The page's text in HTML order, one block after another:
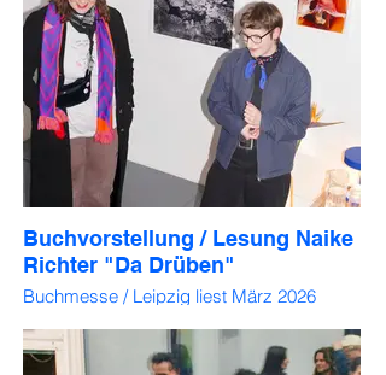
Buchvorstellung / Lesung Naike
Richter "Da Drüben"
Buchmesse / Leipzig liest März 2026